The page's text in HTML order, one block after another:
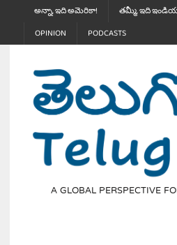
అన్నా, ఇది అమెరికా! తమ్మీ, ఇది
OPINION
PODCASTS
A GLOBAL PERSPECTIVE